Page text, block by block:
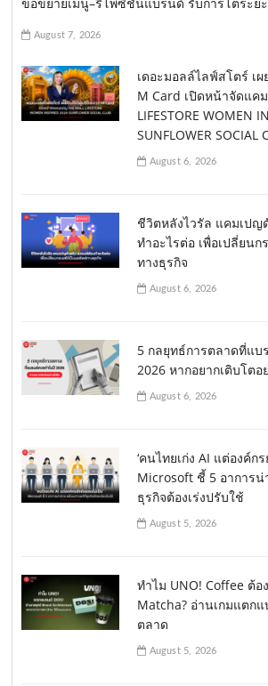
ขอขยายเมนู–รีโพซิชันแบรนด์ รับการโตระย
August 7, 2026
เดอะมอลล์ไลฟ์สโตร์ เ
M Card เปิดหน้าจัดแค
LIFESTORE WOMEN
SUNFLOWER SOCIAL
August 6, 2026
ชีวิตหลังไวรัล แคมเปญ
ทำอะไรต่อ เพื่อเปลี่ยน
ทางธุรกิจ
August 6, 2026
5 กลยุทธ์การตลาดที่แบ
2026 หากอยากเติบโตอ
August 6, 2026
‘คนไทยเก่ง AI แต่องค์ก
Microsoft ชี้ 5 อาการ
ธุรกิจต้องเร่งปรับใช้
August 5, 2026
ทำไม UNO! Coffee ต้อ
Matcha? อ่านเกมแตก
ตลาด
August 5, 2026